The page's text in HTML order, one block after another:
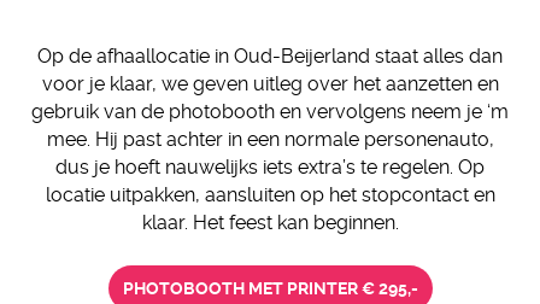
Op de afhaallocatie in Oud-Beijerland staat alles dan
voor je klaar, we geven uitleg over het aanzetten en
gebruik van de photobooth en vervolgens neem je ‘m
mee. Hij past achter in een normale personenauto,
dus je hoeft nauwelijks iets extra’s te regelen. Op
locatie uitpakken, aansluiten op het stopcontact en
klaar. Het feest kan beginnen.
PHOTOBOOTH MET PRINTER € 295,-